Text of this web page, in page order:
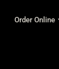
Order Online